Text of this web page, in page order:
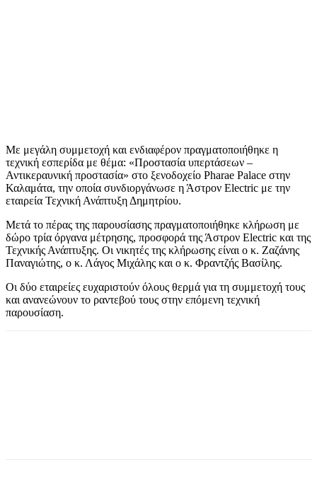
Με μεγάλη συμμετοχή και ενδιαφέρον πραγματοποιήθηκε η
τεχνική εσπερίδα με θέμα: «Προστασία υπερτάσεων –
Αντικεραυνική προστασία» στο ξενοδοχείο Pharae Palace στην
Καλαμάτα, την οποία συνδιοργάνωσε η Άστρον Electric με την
εταιρεία Τεχνική Ανάπτυξη Δημητρίου.
Μετά το πέρας της παρουσίασης πραγματοποιήθηκε κλήρωση με
δώρο τρία όργανα μέτρησης, προσφορά της Άστρον Electric και της
Τεχνικής Ανάπτυξης. Οι νικητές της κλήρωσης είναι ο κ. Ζαζάνης
Παναγιώτης, ο κ. Λάγος Μιχάλης και ο κ. Φραντζής Βασίλης.
Οι δύο εταιρείες ευχαριστούν όλους θερμά για τη συμμετοχή τους
και ανανεώνουν το ραντεβού τους στην επόμενη τεχνική
παρουσίαση.